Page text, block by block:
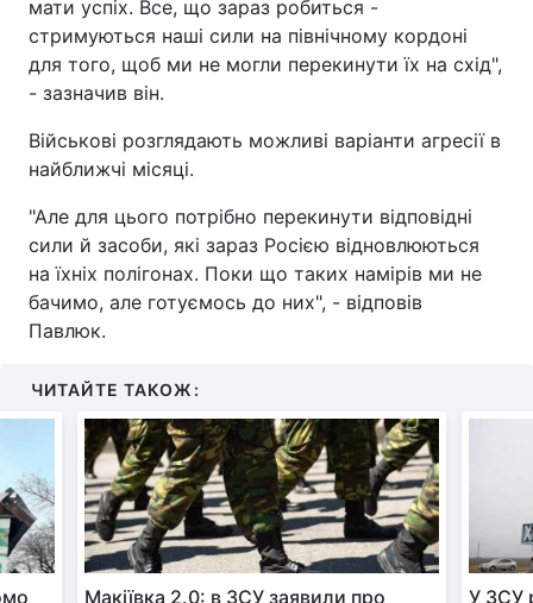
мати успіх. Все, що зараз робиться -
стримуються наші сили на північному кордоні
для того, щоб ми не могли перекинути їх на схід",
- зазначив він.
Військові розглядають можливі варіанти агресії в
найближчі місяці.
"Але для цього потрібно перекинути відповідні
сили й засоби, які зараз Росією відновлюються
на їхніх полігонах. Поки що таких намірів ми не
бачимо, але готуємось до них", - відповів
Павлюк.
ЧИТАЙТЕ ТАКОЖ:
Макіївка 2.0: в ЗСУ заявили про
У ЗСУ